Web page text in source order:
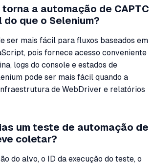
a automação de CAPTC
do que o Selenium?
ser mais fácil para fluxos baseados em
pois fornece acesso conveniente
logs do console e estados de
pode ser mais fácil quando a
de WebDriver e relatórios
um teste de automação de
coletar?
do alvo, o ID da execução do teste, o